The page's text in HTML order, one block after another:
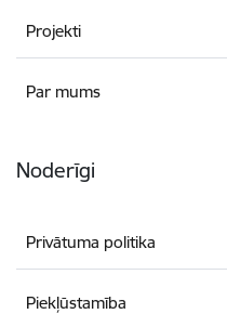
Projekti
Par mums
Noderīgi
Privātuma politika
Piekļūstamība